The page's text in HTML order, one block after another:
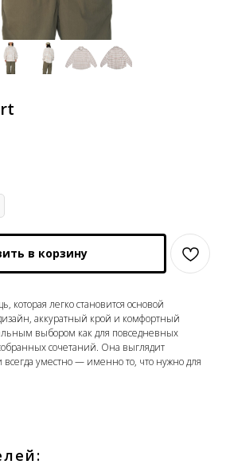
в корзину
которая легко становится основой
аккуратный крой и комфортный
выбором как для повседневных
сочетаний. Она выглядит
уместно — именно то, что нужно для